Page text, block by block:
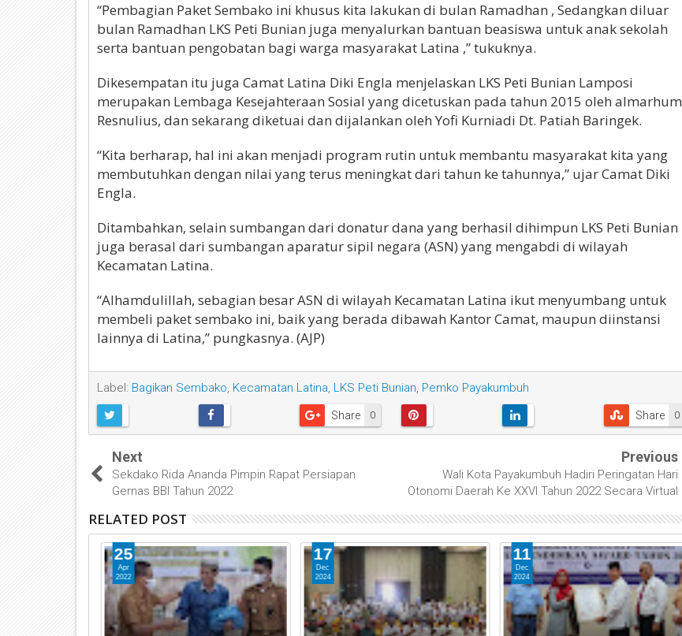
“Pembagian Paket Sembako ini khusus kita lakukan di bulan Ramadhan , Sedangkan diluar
bulan Ramadhan LKS Peti Bunian juga menyalurkan bantuan beasiswa untuk anak sekolah
serta bantuan pengobatan bagi warga masyarakat Latina ,” tukuknya.
Dikesempatan itu juga Camat Latina Diki Engla menjelaskan LKS Peti Bunian Lamposi
merupakan Lembaga Kesejahteraan Sosial yang dicetuskan pada tahun 2015 oleh almarhum
Resnulius, dan sekarang diketuai dan dijalankan oleh Yofi Kurniadi Dt. Patiah Baringek.
“Kita berharap, hal ini akan menjadi program rutin untuk membantu masyarakat kita yang
membutuhkan dengan nilai yang terus meningkat dari tahun ke tahunnya,” ujar Camat Diki
Engla.
Ditambahkan, selain sumbangan dari donatur dana yang berhasil dihimpun LKS Peti Bunian
juga berasal dari sumbangan aparatur sipil negara (ASN) yang mengabdi di wilayah
Kecamatan Latina.
“Alhamdulillah, sebagian besar ASN di wilayah Kecamatan Latina ikut menyumbang untuk
membeli paket sembako ini, baik yang berada dibawah Kantor Camat, maupun diinstansi
lainnya di Latina,” pungkasnya. (AJP)
Label: Bagikan Sembako, Kecamatan Latina, LKS Peti Bunian, Pemko Payakumbuh
0
Share 0
Share
Next
Sekdako Rida Ananda Pimpin Rapat Persiapan
Gernas BBI Tahun 2022
Previous
Wali Kota Payakumbuh Hadiri Peringatan Hari
Otonomi Daerah Ke XXVI Tahun 2022 Secara Virtual
RELATED POST
25
Apr
2022
17
Dec
2024
11
Dec
2024